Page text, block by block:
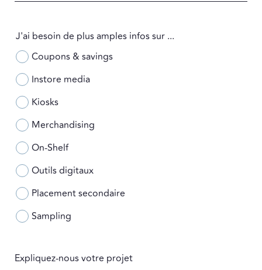
J'ai besoin de plus amples infos sur ...
Coupons & savings
Instore media
Kiosks
Merchandising
On-Shelf
Outils digitaux
Placement secondaire
Sampling
Expliquez-nous votre projet